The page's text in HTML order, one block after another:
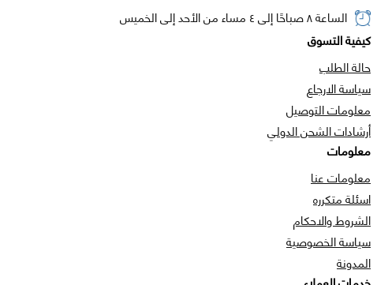
الساعة ٨ صباحًا إلى ٤ مساء من الأحد إلى الخميس
كيفية التسوق
حالة الطلب
سياسة الارجاع
معلومات التوصيل
أرشادات الشحن الدولي
معلومات
معلومات عنا
اسئلة متكرره
الشروط والاحكام
سياسة الخصوصية
المدونة